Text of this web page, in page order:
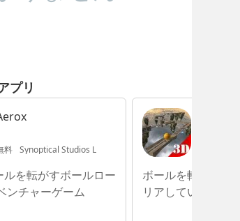
プリ
料 Synoptical Studios L
を転がすボールロー
ンチャーゲーム
ボールを転がして
リアしていく